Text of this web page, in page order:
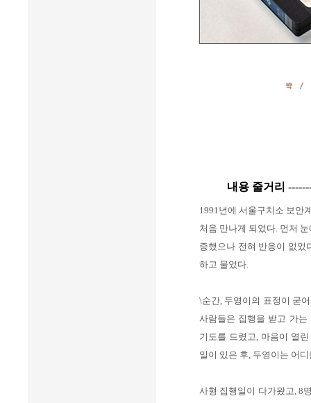
내용 줄거리
1991년에 서울구치소 보안
처음 만나게 되었다. 먼저
증했으나 전혀 반응이 없었
하고 물었다.
\순간, 두영이의 표정이 굳
사람들은 집행을 받고 가
기도를 드렸고, 마음이 열
일이 있은 후, 두영이는 어
사형 집행일이 다가왔고, 8